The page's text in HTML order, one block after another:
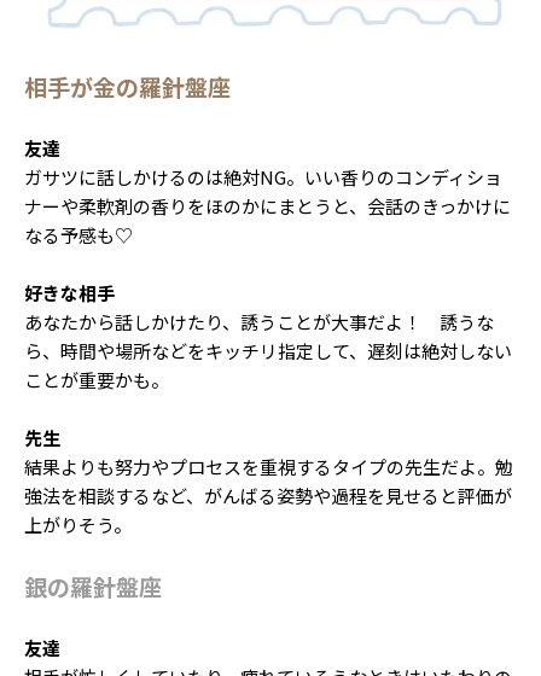
相手が金の羅針盤座
友達
ガサツに話しかけるのは絶対NG。いい香りのコンディショ
ナーや柔軟剤の香りをほのかにまとうと、会話のきっかけに
なる予感も♡
好きな相手
あなたから話しかけたり、誘うことが大事だよ！ 誘うな
ら、時間や場所などをキッチリ指定して、遅刻は絶対しない
ことが重要かも。
先生
結果よりも努力やプロセスを重視するタイプの先生だよ。勉
強法を相談するなど、がんばる姿勢や過程を見せると評価が
上がりそう。
銀の羅針盤座
友達